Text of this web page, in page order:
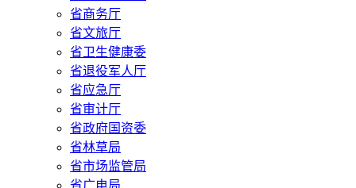
省商务厅
省文旅厅
省卫生健康委
省退役军人厅
省应急厅
省审计厅
省政府国资委
省林草局
省市场监管局
省广电局